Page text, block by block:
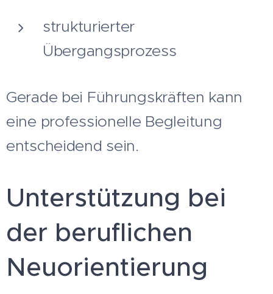
strukturierter
Übergangsprozess
Gerade bei Führungskräften kann
eine professionelle Begleitung
entscheidend sein.
Unterstützung bei
der beruflichen
Neuorientierung